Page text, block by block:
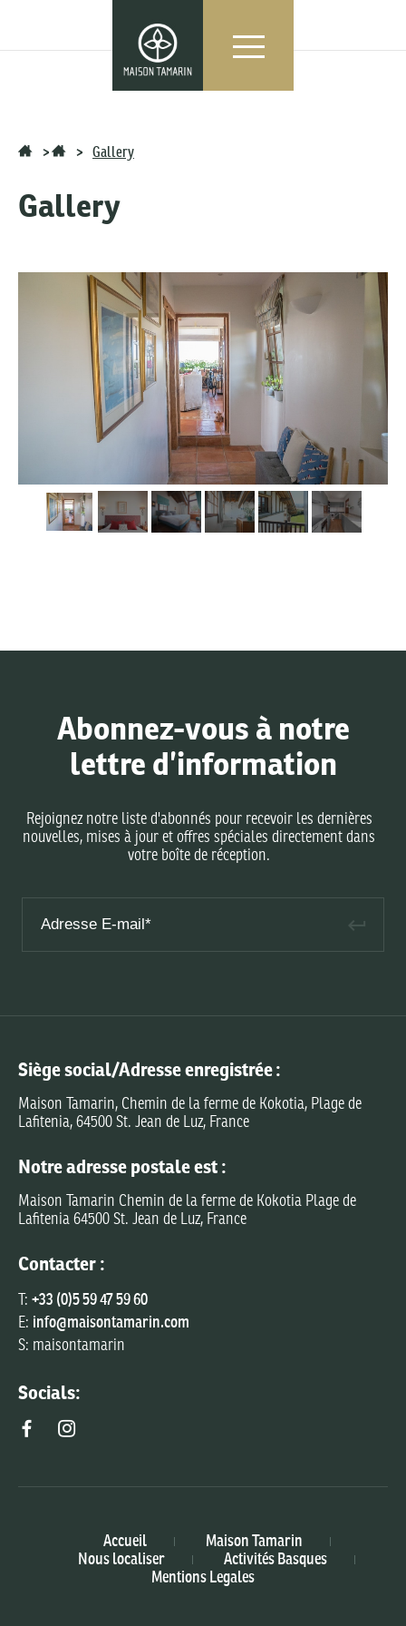
> > Gallery
Gallery
Abonnez-vous à notre
lettre d’information
Rejoignez notre liste d'abonnés pour recevoir les dernières
nouvelles, mises à jour et offres spéciales directement dans
votre boîte de réception.
Siège social/Adresse enregistrée :
Maison Tamarin, Chemin de la ferme de Kokotia, Plage de
Lafitenia, 64500 St. Jean de Luz, France
Notre adresse postale est :
Maison Tamarin Chemin de la ferme de Kokotia Plage de
Lafitenia 64500 St. Jean de Luz, France
Contacter :
T: +33 (0)5 59 47 59 60
E: info@maisontamarin.com
S: maisontamarin
Socials:
Accueil
Maison Tamarin
Nous localiser
Activités Basques
Mentions Legales